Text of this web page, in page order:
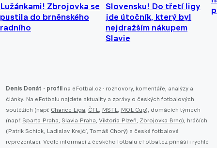
Lužánkami! Zbrojovka se
pustila do brněnského
radního
Slovensku! Do třetí ligy
jde útočník, který byl
nejdražším nákupem
Slavie
Denis Donát - profil na eFotbal.cz - rozhovory, komentáře, analýzy a
články. Na eFotbalu najdete aktuality a zprávy o českých fotbalových
soutěžích (např. Chance Liga, ČFL, MSFL, MOL Cup), domácích týmech
(např. Sparta Praha, Slavia Praha, Viktoria Plzeň, Zbrojovka Brno), hráčích
(Patrik Schick, Ladislav Krejčí, Tomáš Chorý) a české fotbalové
reprezentaci. Vedle informací z českého fotbalu eFotbal.cz přináší i rychlé